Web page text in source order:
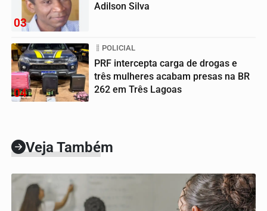
03
Adilson Silva
04
POLICIAL
PRF intercepta carga de drogas e
três mulheres acabam presas na BR
262 em Três Lagoas
Veja Também